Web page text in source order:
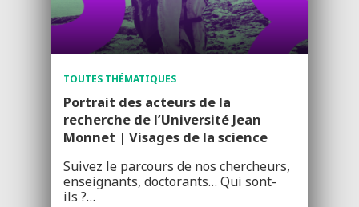
TOUTES THÉMATIQUES
Portrait des acteurs de la
recherche de l’Université Jean
Monnet | Visages de la science
Suivez le parcours de nos chercheurs,
enseignants, doctorants… Qui sont-
ils ?…